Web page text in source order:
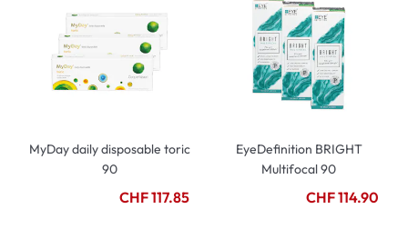
MyDay daily disposable toric
90
CHF 117.85
EyeDefinition BRIGHT
Multifocal 90
CHF 114.90